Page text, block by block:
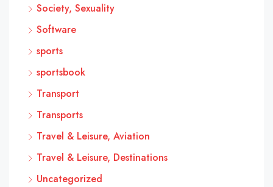
Society, Sexuality
Software
sports
sportsbook
Transport
Transports
Travel & Leisure, Aviation
Travel & Leisure, Destinations
Uncategorized